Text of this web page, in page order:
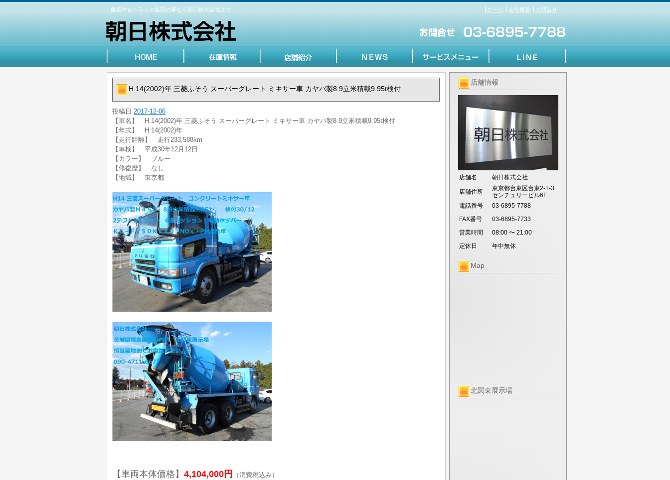
厳選中古トラック販売の事なら朝日株式会社まで ホーム 会社概要 お問合せ
店舗情報
店舗名 朝日株式会社
店舗住所
東京都台東区台東2-1-3
センチュリービル6F
電話番号
03-6895-7788
FAX番号
03-6895-7733
営業時間
08:00 〜 21:00
定休日
年中無休
Map
北関東展示場
H.14(2002)年 三菱ふそう スーパーグレート ミキサー車 カヤバ製8.9立米積載9.95t検付
投稿日 2017-12-06
【車名】 H.14(2002)年 三菱ふそう スーパーグレート ミキサー車 カヤバ製8.9立米積載9.95t検付
【年式】 H.14(2002)年
【走行距離】 走行233,588km
【車検】 平成30年12月12日
【カラー】 ブルー
【修復歴】 なし
【地域】 東京都
【車両本体価格】 4,104,000円 （消費税込み）